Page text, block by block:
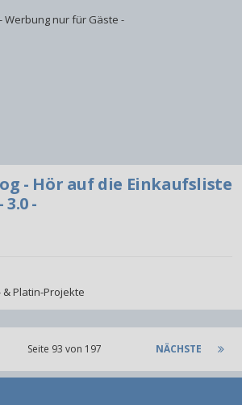
- Werbung nur für Gäste -
- Hör auf die Einkaufsliste
-
& Platin-Projekte
NÄCHSTE
Seite 93 von 197